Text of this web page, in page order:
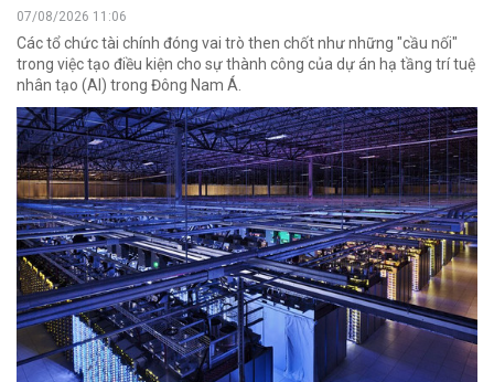
07/08/2026 11:06
Các tổ chức tài chính đóng vai trò then chốt như những "cầu nối"
trong việc tạo điều kiện cho sự thành công của dự án hạ tầng trí tuệ
nhân tạo (AI) trong Đông Nam Á.